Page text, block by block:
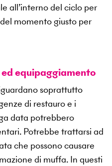
all’interno del ciclo per
momento giusto per
equipaggiamento
soprattutto
di restauro e i
data potrebbero
Potrebbe trattarsi ad
che possono causare
di muffa. In questi